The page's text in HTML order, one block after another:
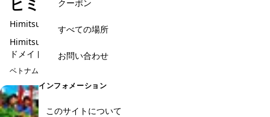
クーポン
すべての場所
お問い合わせ
インフォメーション
このサイトについて
Himitsu no Kichi
Himitsu no Kichi は、ホーチミン市にあるギフトショップ、ハン
ドメイドマーケット、ワークショップスペースが一体となったラ
イフスタイルショップです。一般的なお土産店とは異なり、ベト
ナ...
ベトナム土産・お土産